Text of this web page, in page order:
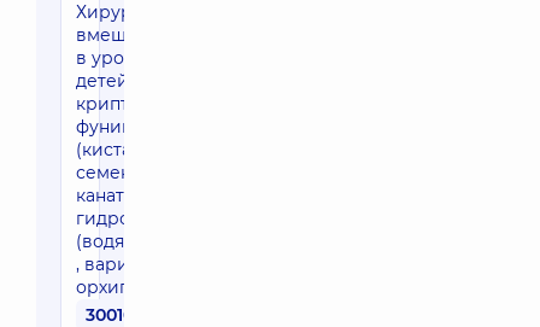
Хирургическое
вмешательство
в урологии у
детей при
крипторхизме,
фуникулоцеле
(киста, водянка
семенного
канатика) ,
гидроцеле
(водянка яичка)
, варикоцеле,
орхипексии.
30010 грн